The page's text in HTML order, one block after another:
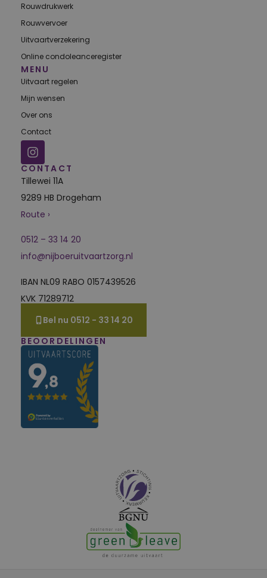
Rouwdrukwerk
Rouwvervoer
Uitvaartverzekering
Online condoleanceregister
MENU
Uitvaart regelen
Mijn wensen
Over ons
Contact
CONTACT
Tillewei 11A
9289 HB Drogeham
Route ›
0512 – 33 14 20
info@nijboeruitvaartzorg.nl
IBAN NL09 RABO 0157439526
KVK 71289712
Bel nu 0512 - 33 14 20
BEOORDELINGEN